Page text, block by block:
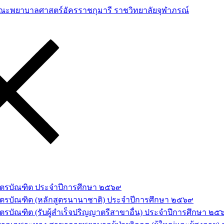
รบัณฑิต ประจำปีการศึกษา ๒๕๖๙
รบัณฑิต (หลักสูตรนานาชาติ) ประจำปีการศึกษา ๒๕๖๙
รบัณฑิต (รับผู้สำเร็จปริญญาตรีสาขาอื่น) ประจำปีการศึกษา ๒๕